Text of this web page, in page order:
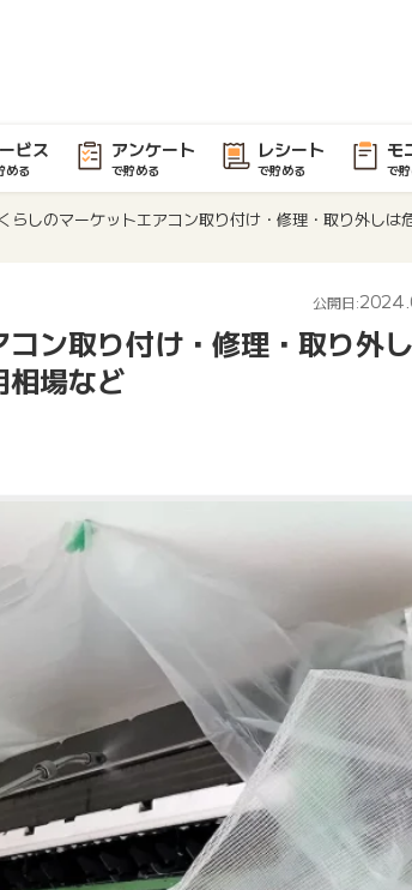
ビス
める
アンケート
で貯める
レシート
で貯める
モ
で
くらしのマーケットエアコン取り付け・修理・取り外し
公開日:
ン取り付け・修理・取り外
相場など